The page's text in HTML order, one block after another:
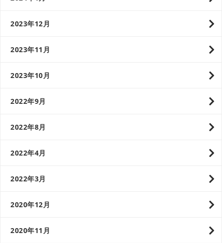
2023年12月
2023年11月
2023年10月
2022年9月
2022年8月
2022年4月
2022年3月
2020年12月
2020年11月